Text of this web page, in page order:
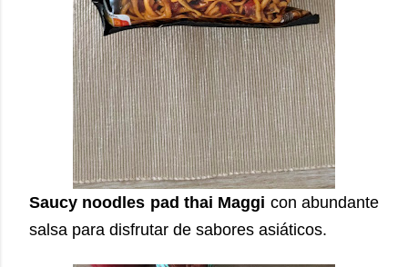
Saucy noodles pad thai Maggi con abundante
salsa para disfrutar de sabores asiáticos.